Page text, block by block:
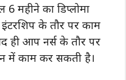
महीने का डिप्लोमा
के तौर पर काम
ही आप नर्स के तौर पर
में काम कर सकती है।